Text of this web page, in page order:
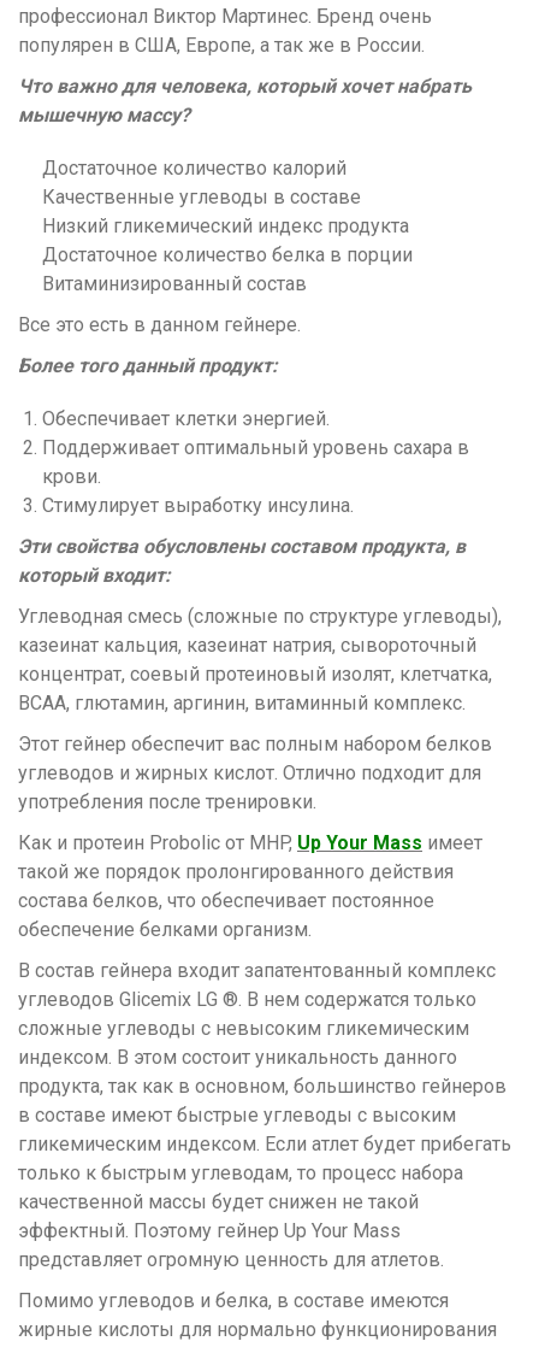
профессионал Виктор Мартинес. Бренд очень
популярен в США, Европе, а так же в России.
Что важно для человека, который хочет набрать
мышечную массу?
Достаточное количество калорий
Качественные углеводы в составе
Низкий гликемический индекс продукта
Достаточное количество белка в порции
Витаминизированный состав
Все это есть в данном гейнере.
Более того данный продукт:
Обеспечивает клетки энергией.
Поддерживает оптимальный уровень сахара в
крови.
Стимулирует выработку инсулина.
Эти свойства обусловлены составом продукта, в
который входит:
Углеводная смесь (сложные по структуре углеводы),
казеинат кальция, казеинат натрия, сывороточный
концентрат, соевый протеиновый изолят, клетчатка,
BCAA, глютамин, аргинин, витаминный комплекс.
Этот гейнер обеспечит вас полным набором белков
углеводов и жирных кислот. Отлично подходит для
употребления после тренировки.
Как и протеин Probolic от MHP, Up Your Mass имеет
такой же порядок пролонгированного действия
состава белков, что обеспечивает постоянное
обеспечение белками организм.
В состав гейнера входит запатентованный комплекс
углеводов Glicemix LG ®. В нем содержатся только
сложные углеводы с невысоким гликемическим
индексом. В этом состоит уникальность данного
продукта, так как в основном, большинство гейнеров
в составе имеют быстрые углеводы с высоким
гликемическим индексом. Если атлет будет прибегать
только к быстрым углеводам, то процесс набора
качественной массы будет снижен не такой
эффектный. Поэтому гейнер Up Your Mass
представляет огромную ценность для атлетов.
Помимо углеводов и белка, в составе имеются
жирные кислоты для нормально функционирования